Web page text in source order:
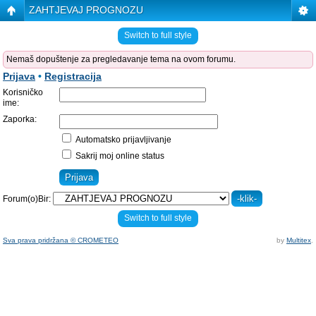
ZAHTJEVAJ PROGNOZU
Switch to full style
Nemaš dopuštenje za pregledavanje tema na ovom forumu.
Prijava • Registracija
Korisničko
ime:
Zaporka:
Automatsko prijavljivanje
Sakrij moj online status
Forum(o)Bir:
Switch to full style
Sva prava pridržana © CROMETEO by Multitex